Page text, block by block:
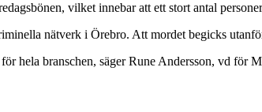
vilket innebar att ett stort antal
nätverk i Örebro. Att mordet begicks
hela branschen, säger Rune Andersson, vd för